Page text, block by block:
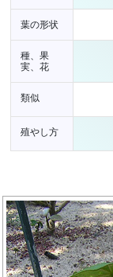
葉の形状
種、果
実、花
類似
殖やし方